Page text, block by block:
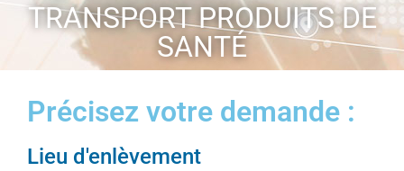
TRANSPORT PRODUITS DE
SANTÉ
Précisez votre demande :
Lieu d'enlèvement